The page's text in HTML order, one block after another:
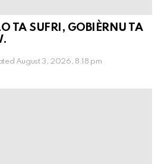
TA SUFRI, GOBIÈRNU TA
August 3, 2026, 8:18 pm